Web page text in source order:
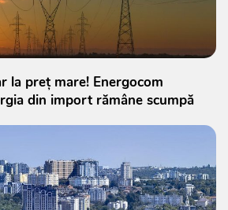
la preț mare! Energocom
din import rămâne scumpă